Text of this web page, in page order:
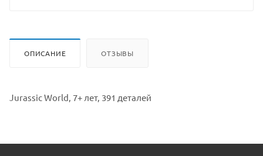
ОПИСАНИЕ ОТЗЫВЫ
Jurassic World, 7+ лет, 391 деталей